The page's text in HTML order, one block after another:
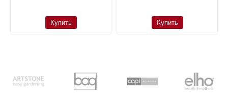
Купить Купить